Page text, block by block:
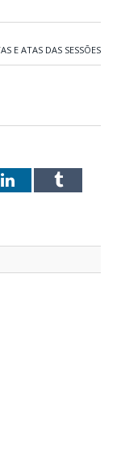
E ATAS DAS SESSÕES
LinkedInTumblr